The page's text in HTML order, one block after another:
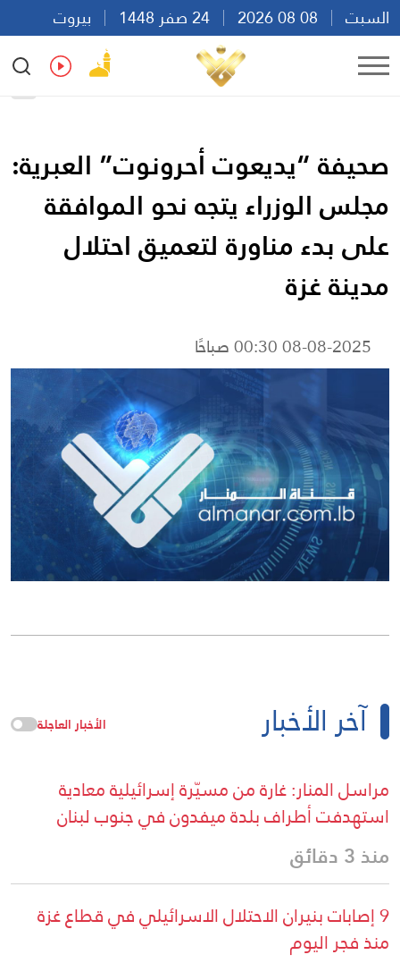
السبت
بيروت
19:38
Ar
صحيفة “يديعوت أحرونوت” العبرية:
مجلس الوزراء يتجه نحو الموافقة
على بدء مناورة لتعميق احتلال
مدينة غزة
08-08-2025 00:30 صباحًا
آخر الأخبار الأخبار العاجلة
مراسل المنار: غارة من مسيّرة إسرائيلية معادية
استهدفت أطراف بلدة ميفدون في جنوب لبنان
منذ 3 دقائق
9 إصابات بنيران الاحتلال الاسرائيلي في قطاع غزة
منذ فجر اليوم